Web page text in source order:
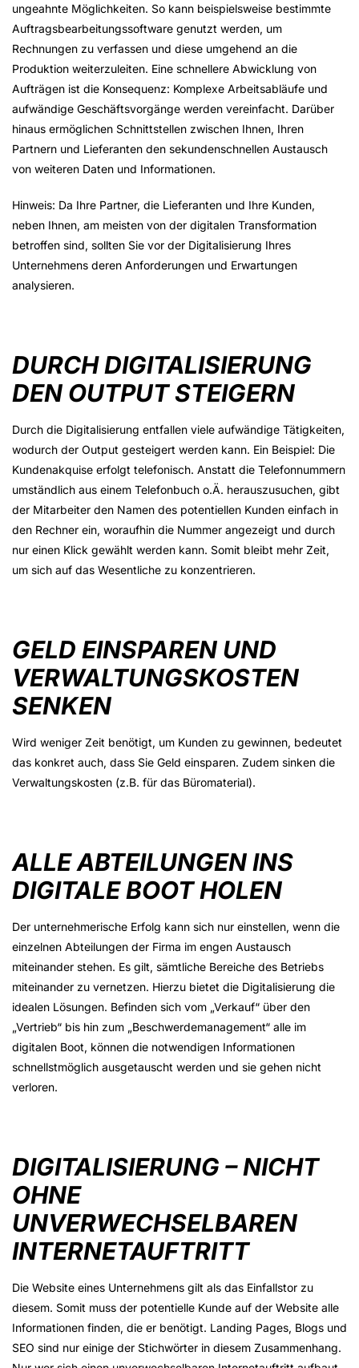
ungeahnte Möglichkeiten. So kann beispielsweise bestimmte
Auftragsbearbeitungssoftware genutzt werden, um
Rechnungen zu verfassen und diese umgehend an die
Produktion weiterzuleiten. Eine schnellere Abwicklung von
Aufträgen ist die Konsequenz: Komplexe Arbeitsabläufe und
aufwändige Geschäftsvorgänge werden vereinfacht. Darüber
hinaus ermöglichen Schnittstellen zwischen Ihnen, Ihren
Partnern und Lieferanten den sekundenschnellen Austausch
von weiteren Daten und Informationen.
Hinweis: Da Ihre Partner, die Lieferanten und Ihre Kunden,
neben Ihnen, am meisten von der digitalen Transformation
betroffen sind, sollten Sie vor der Digitalisierung Ihres
Unternehmens deren Anforderungen und Erwartungen
analysieren.
DURCH DIGITALISIERUNG
DEN OUTPUT STEIGERN
Durch die Digitalisierung entfallen viele aufwändige Tätigkeiten,
wodurch der Output gesteigert werden kann. Ein Beispiel: Die
Kundenakquise erfolgt telefonisch. Anstatt die Telefonnummern
umständlich aus einem Telefonbuch o.Ä. herauszusuchen, gibt
der Mitarbeiter den Namen des potentiellen Kunden einfach in
den Rechner ein, woraufhin die Nummer angezeigt und durch
nur einen Klick gewählt werden kann. Somit bleibt mehr Zeit,
um sich auf das Wesentliche zu konzentrieren.
GELD EINSPAREN UND
VERWALTUNGSKOSTEN
SENKEN
Wird weniger Zeit benötigt, um Kunden zu gewinnen, bedeutet
das konkret auch, dass Sie Geld einsparen. Zudem sinken die
Verwaltungskosten (z.B. für das Büromaterial).
ALLE ABTEILUNGEN INS
DIGITALE BOOT HOLEN
Der unternehmerische Erfolg kann sich nur einstellen, wenn die
einzelnen Abteilungen der Firma im engen Austausch
miteinander stehen. Es gilt, sämtliche Bereiche des Betriebs
miteinander zu vernetzen. Hierzu bietet die Digitalisierung die
idealen Lösungen. Befinden sich vom „Verkauf“ über den
„Vertrieb“ bis hin zum „Beschwerdemanagement“ alle im
digitalen Boot, können die notwendigen Informationen
schnellstmöglich ausgetauscht werden und sie gehen nicht
verloren.
DIGITALISIERUNG – NICHT
OHNE
UNVERWECHSELBAREN
INTERNETAUFTRITT
Die Website eines Unternehmens gilt als das Einfallstor zu
diesem. Somit muss der potentielle Kunde auf der Website alle
Informationen finden, die er benötigt. Landing Pages, Blogs und
SEO sind nur einige der Stichwörter in diesem Zusammenhang.